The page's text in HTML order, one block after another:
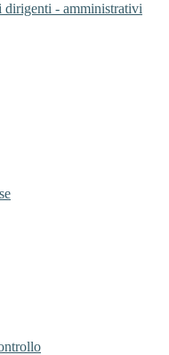
dirigenti - amministrativi